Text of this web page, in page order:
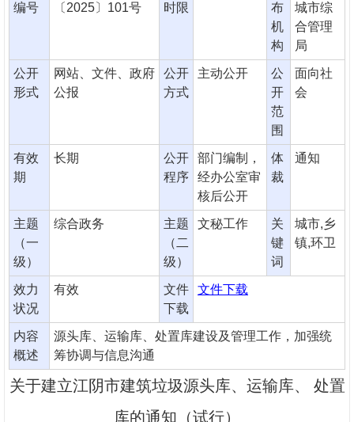
编号
〔2025〕101号
时限
布
机
构
城市综
合管理
局
公开
形式
网站、文件、政府
公报
公开
方式
主动公开
公
开
范
围
面向社
会
有效
期
长期
公开
程序
部门编制，
经办公室审
核后公开
体
裁
通知
主题
（一
级）
综合政务
主题
（二
级）
文秘工作
关
键
词
城市,乡
镇,环卫
效力
状况
有效
文件
下载
文件下载
内容
概述
源头库、运输库、处置库建设及管理工作，加强统
筹协调与信息沟通
关于建立江阴市建筑垃圾源头库、运输库、 处置
库的通知（试行）